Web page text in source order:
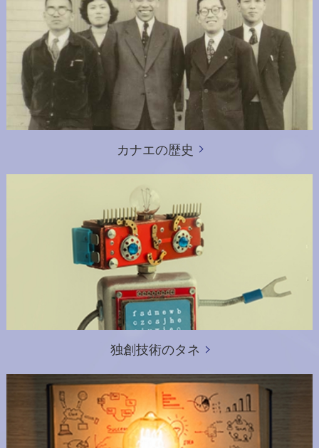
カナエの歴史
独創技術のタネ